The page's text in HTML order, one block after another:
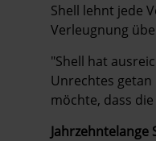
Shell lehnt jede
Verleugnung
"Shell hat
Unrechtes getan
möchte, dass